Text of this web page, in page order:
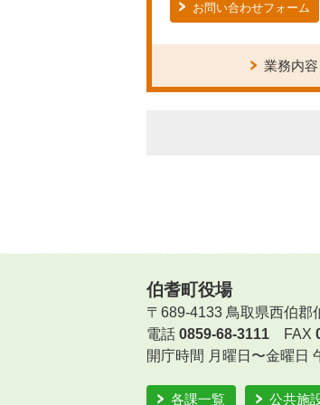
お問い合わせフォーム
業務内
伯耆町役場
〒689-4133 鳥取県西伯郡
電話 0859-68-3111 FAX
開庁時間 月曜日〜金曜日
各課一覧 公共施